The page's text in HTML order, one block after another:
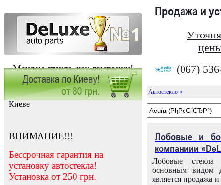
Меняем стекла, как лампочки!
Продажа и
(067)
Заказать установку автостекла в
Киеве
ВНИМАНИЕ!!!
Бессрочная гарантия на
установку автостекла!
Установка от 250 грн.
Автостекло »
Лобовые и
компаниии
Лобовые
основным видом
является продажа и